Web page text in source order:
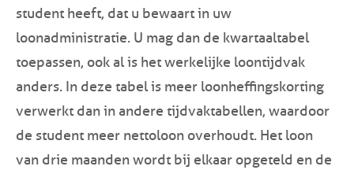
student heeft, dat u bewaart in uw
loonadministratie. U mag dan de kwartaaltabel
toepassen, ook al is het werkelijke loontijdvak
anders. In deze tabel is meer loonheffingskorting
verwerkt dan in andere tijdvaktabellen, waardoor
de student meer nettoloon overhoudt. Het loon
van drie maanden wordt bij elkaar opgeteld en de